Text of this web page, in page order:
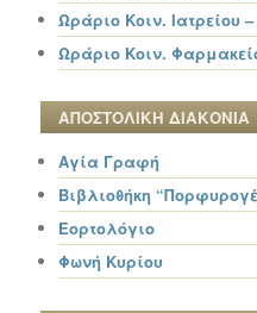
Ωράριο Κοιν. Ιατρείου
Ωράριο Κοιν.
ΑΠΟΣΤΟΛΙΚΗ ΔΙΑΚΟΝΙΑ
Αγία Γραφή
Βιβλιοθήκη
Εορτολόγιο
Φωνή Κυρίου